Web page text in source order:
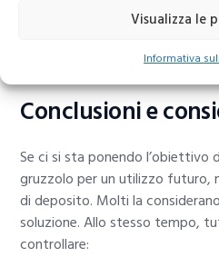
Visualizza le
Informativa
I conti di deposito al contrario,
Conclusioni e
Se ci si sta ponendo
gruzzolo per un utilizzo futuro,
di deposito. Molti la
soluzione. Allo stesso tempo,
controllare: